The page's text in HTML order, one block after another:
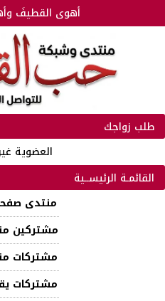
أهوى القطيفَ
طلب زواجك
العضوية
القائمـة الرئيســية
منتدى
مشتركين
مشتركات
مشتركات